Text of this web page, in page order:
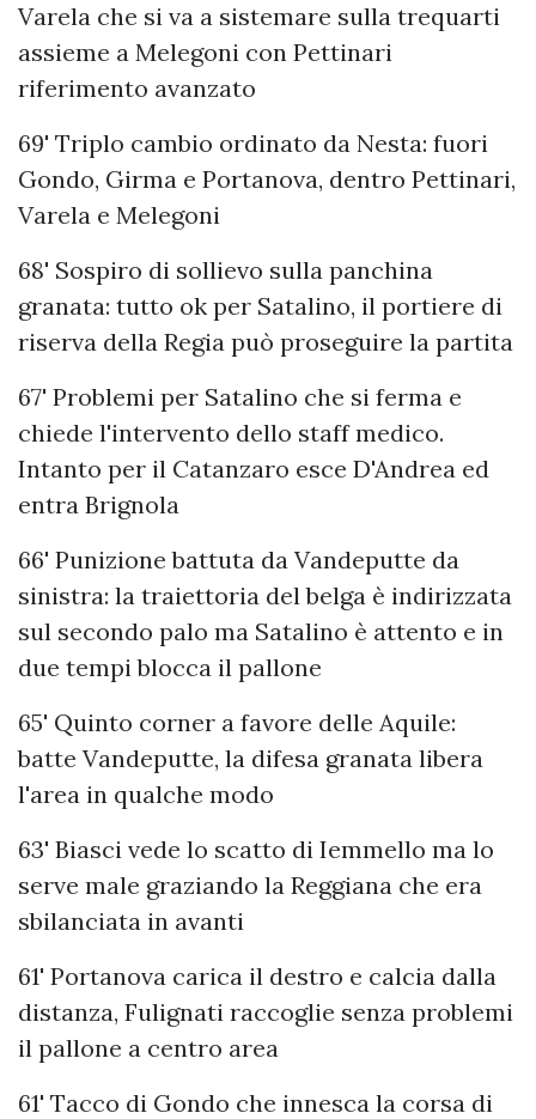
Varela che si va a sistemare sulla trequarti
assieme a Melegoni con Pettinari
riferimento avanzato
69' Triplo cambio ordinato da Nesta: fuori
Gondo, Girma e Portanova, dentro Pettinari,
Varela e Melegoni
68' Sospiro di sollievo sulla panchina
granata: tutto ok per Satalino, il portiere di
riserva della Regia può proseguire la partita
67' Problemi per Satalino che si ferma e
chiede l'intervento dello staff medico.
Intanto per il Catanzaro esce D'Andrea ed
entra Brignola
66' Punizione battuta da Vandeputte da
sinistra: la traiettoria del belga è indirizzata
sul secondo palo ma Satalino è attento e in
due tempi blocca il pallone
65' Quinto corner a favore delle Aquile:
batte Vandeputte, la difesa granata libera
l'area in qualche modo
63' Biasci vede lo scatto di Iemmello ma lo
serve male graziando la Reggiana che era
sbilanciata in avanti
61' Portanova carica il destro e calcia dalla
distanza, Fulignati raccoglie senza problemi
il pallone a centro area
61' Tacco di Gondo che innesca la corsa di